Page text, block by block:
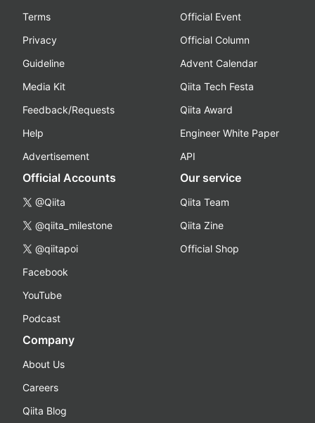
Terms
Privacy
Guideline
Media Kit
Feedback/Requests
Help
Advertisement
Official Event
Official Column
Advent Calendar
Qiita Tech Festa
Qiita Award
Engineer White Paper
API
Official Accounts
@Qiita
@qiita_milestone
@qiitapoi
Facebook
YouTube
Podcast
Our service
Qiita Team
Qiita Zine
Official Shop
Company
About Us
Careers
Qiita Blog